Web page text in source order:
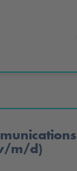
m/d)